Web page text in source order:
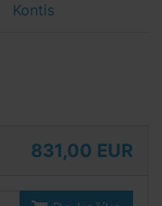
Kontis
831,00 EUR